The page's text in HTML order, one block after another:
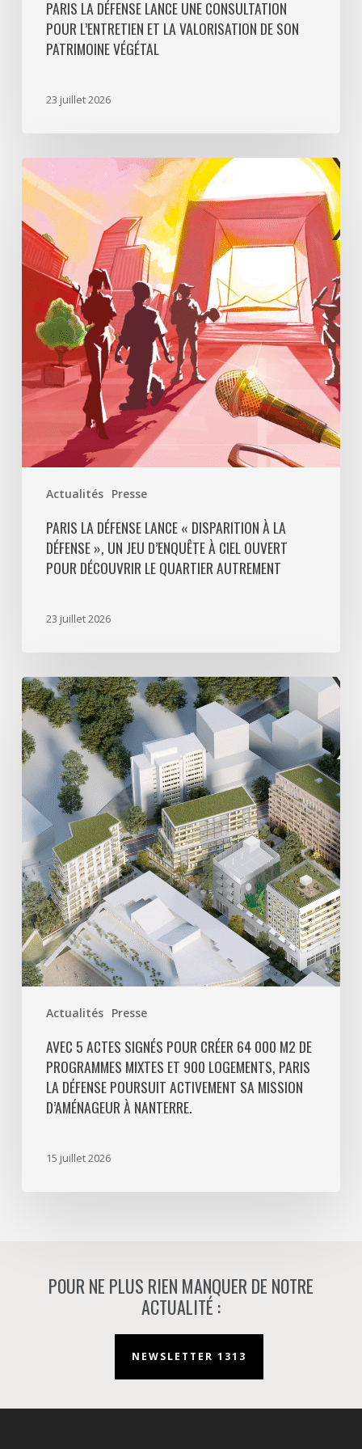
PARIS LA DÉFENSE LANCE UNE CONSULTATION
POUR L’ENTRETIEN ET LA VALORISATION DE SON
PATRIMOINE VÉGÉTAL
23 juillet 2026
Actualités Presse
Paris
La
Défense
lance
«
Disparition
Défense
un
jeu
d’enquête
à
ciel
découvrir
quartier
PARIS LA DÉFENSE LANCE « DISPARITION À LA
DÉFENSE », UN JEU D’ENQUÊTE À CIEL OUVERT
POUR DÉCOUVRIR LE QUARTIER AUTREMENT
23 juillet 2026
Actualités Presse
Avec
5
actes
signés
pour
créer
000
m2
de
programmes
mixtes
et
900
logements,
Défense
poursuit
activement
AVEC 5 ACTES SIGNÉS POUR CRÉER 64 000 M2 DE
PROGRAMMES MIXTES ET 900 LOGEMENTS, PARIS
LA DÉFENSE POURSUIT ACTIVEMENT SA MISSION
D’AMÉNAGEUR À NANTERRE.
15 juillet 2026
POUR NE PLUS RIEN MANQUER DE NOTRE
ACTUALITÉ :
NEWSLETTER 1313